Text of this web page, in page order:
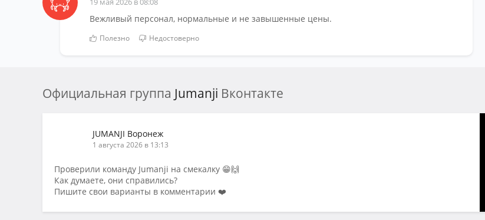
Вежливый персонал, нормальные и не завышенные цены.
Полезно Недостоверно
Официальная группа Jumanji Вконтакте
JUMANJI Воронеж
1 августа 2026 в 13:13
Проверили команду Jumanji на смекалку 😁🙌
Как думаете, они справились?
Пишите свои варианты в комментарии ❤️